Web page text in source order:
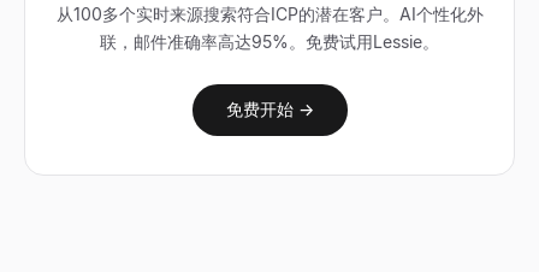
从100多个实时来源搜索符合ICP的潜在客户。AI个性化外
联，邮件准确率高达95%。免费试用Lessie。
免费开始 →